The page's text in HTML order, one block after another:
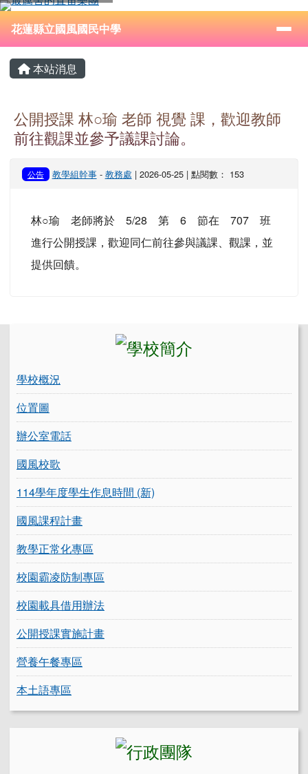
跳至主內容區
花蓮縣立國風國民中學
⏸
導覽列
花蓮縣立國風國民中學
主內容區域
本站消息
公開授課 林○瑜 老師 視覺 課，歡迎教師
前往觀課並參予議課討論。
公告 教學組幹事- 教務處 | 2026-05-25 | 點閱數： 153
林○瑜 老師將於 5/28 第 6 節在 707 班
進行公開授課，歡迎同仁前往參與議課、觀課，並
提供回饋。
學校概況
位置圖
辦公室電話
國風校歌
114學年度學生作息時間 (新)
國風課程計畫
教學正常化專區
校園霸凌防制專區
校園載具借用辦法
公開授課實施計畫
營養午餐專區
本土語專區
頁尾區域